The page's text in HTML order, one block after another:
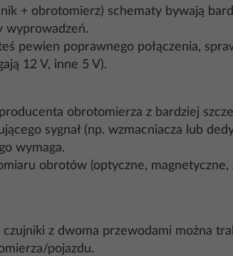
+ obrotomierz) schematy bywają
wyprowadzeń.
pewien poprawnego połączenia,
12 V, inne 5 V).
obrotomierza z bardziej
sygnał (np. wzmacniacza lub
wymaga.
obrotów (optyczne,
z dwoma przewodami można
pojazdu.